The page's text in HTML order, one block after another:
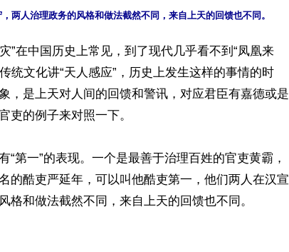
”在中国历史上常见，到了现代几乎看不到“凤凰来
统文化讲“天人感应”，历史上发生这样的事情的时
，是上天对人间的回馈和警讯，对应君臣有嘉德或是
吏的例子来对照一下。
第一”的表现。一个是最善于治理百姓的官吏黄霸，
的酷吏严延年，可以叫他酷吏第一，他们两人在汉宣
格和做法截然不同，来自上天的回馈也不同。